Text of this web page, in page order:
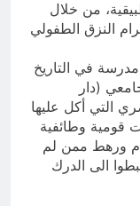
من خلال
النزق الطفولي
في التاريخ
(دار
التي أكل عليها
قومية وطائفية
ورهط ممن لم
الى الدرك